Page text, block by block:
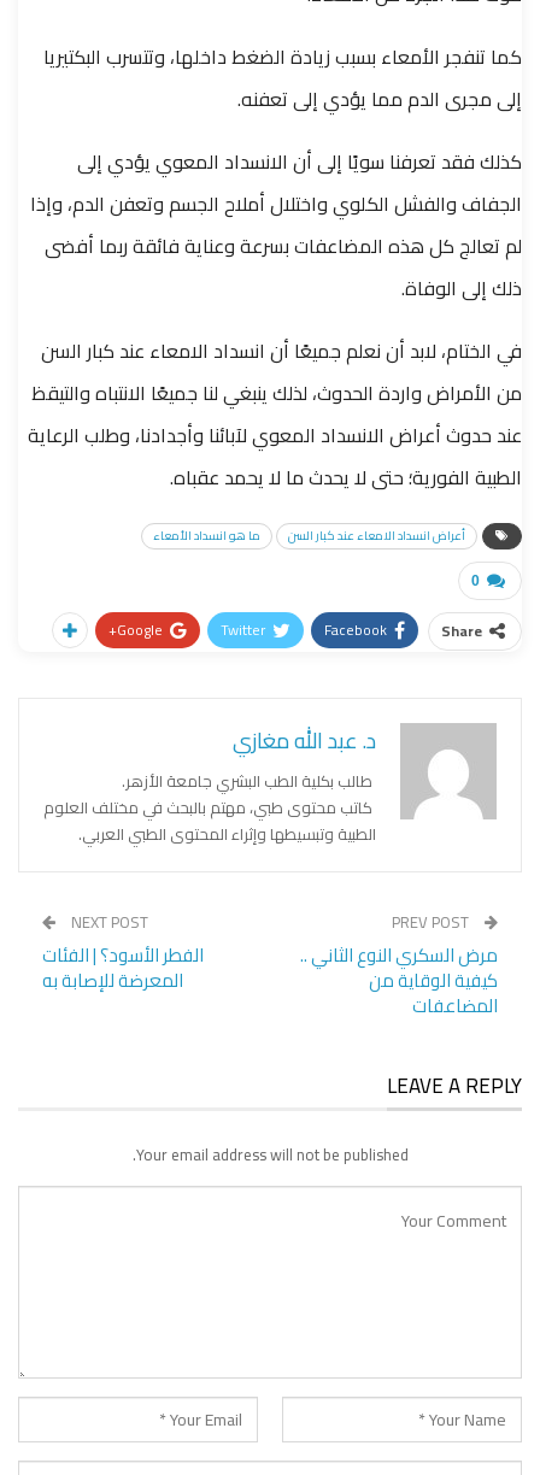
كما تنفجر الأمعاء بسبب زيادة الضغط داخلها، وتتسرب البكتيريا
إلى مجرى الدم مما يؤدي إلى تعفنه.
كذلك فقد تعرفنا سويًا إلى أن الانسداد المعوي يؤدي إلى
الجفاف والفشل الكلوي واختلال أملاح الجسم وتعفن الدم، وإذا
لم تعالج كل هذه المضاعفات بسرعة وعناية فائقة ربما أفضى
ذلك إلى الوفاة.
في الختام، لابد أن نعلم جميعًا أن انسداد الامعاء عند كبار السن
من الأمراض واردة الحدوث، لذلك ينبغي لنا جميعًا الانتباه والتيقظ
عند حدوث أعراض الانسداد المعوي لآبائنا وأجدادنا، وطلب الرعاية
الطبية الفورية؛ حتى لا يحدث ما لا يحمد عقباه.
أعراض انسداد الامعاء عند كبار السن ما هو انسداد الأمعاء
0
Share
Facebook
Twitter
Google+
د. عبد الله مغازي
طالب بكلية الطب البشري جامعة الأزهر.
كاتب محتوى طبي، مهتم بالبحث في مختلف العلوم
الطبية وتبسيطها وإثراء المحتوى الطبي العربي.
مرض السكري النوع الثاني ..
كيفية الوقاية من
المضاعفات
NEXT POST
الفطر الأسود؟ | الفئات
المعرضة للإصابة به
LEAVE A REPLY
Your email address will not be published.